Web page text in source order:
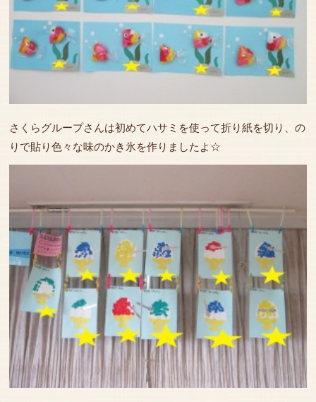
さくらグループさんは初めてハサミを使って折り紙を切り、の
りで貼り色々な味のかき氷を作りましたよ☆